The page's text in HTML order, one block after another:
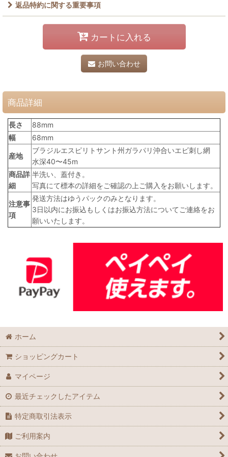
返品特約に関する重要事項
カートに入れる
お問い合わせ
商品詳細
長さ
88mm
幅
68mm
産地
ブラジルエスピリトサント州ガラパリ沖合いエビ刺し網
水深40〜45m
商品詳
細
半洗い、蓋付き。
写真にて標本の詳細をご確認の上ご購入をお願いします。
注意事
項
発送方法はゆうパックのみとなります。
3日以内にお振込もしくはお振込方法についてご連絡をお
願いいたします。
ホーム
ショッピングカート
マイページ
最近チェックしたアイテム
特定商取引法表示
ご利用案内